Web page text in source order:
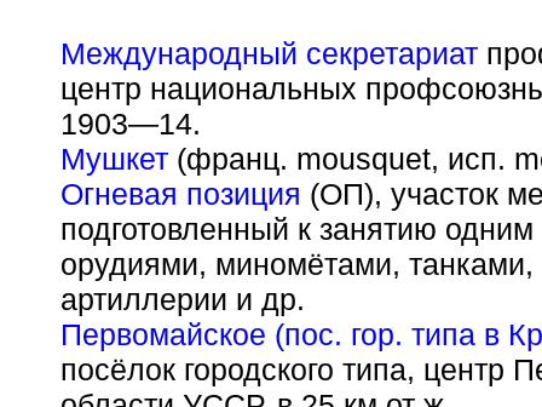
Международный секретариат
центр национальных
1903—14.
Мушкет (франц. mousquet, исп.
Огневая позиция (ОП), участок
подготовленный к занятию
орудиями, миномётами,
артиллерии и др.
Первомайское (пос. гор. типа в
посёлок городского типа, центр